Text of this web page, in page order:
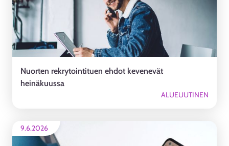
Nuorten rekrytointituen ehdot kevenevät
heinäkuussa
ALUEUUTINEN
9.6.2026